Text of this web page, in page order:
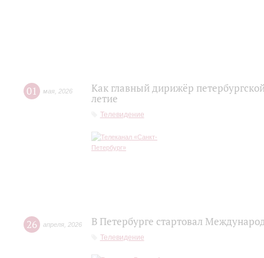
01 мая 2026
Как главный дирижёр
летие
Телевидение
26 апреля 2026 В Петербурге стартовал
Телевидение